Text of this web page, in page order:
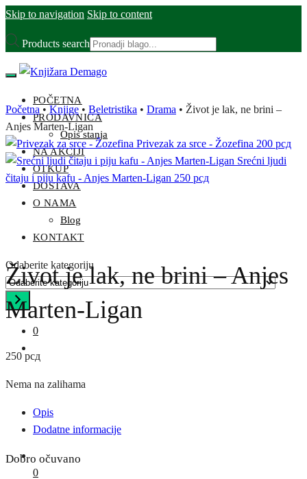
Skip to navigation Skip to content
Products search
POČETNA
PRODAVNICA
Opis stanja
NA AKCIJI
OTKUP
DOSTAVA
O NAMA
Blog
KONTAKT
Odaberite kategoriju
0
0
Početna • Knjige • Beletristika • Drama • Život je lak, ne brini –
Anjes Marten-Ligan
Privezak za srce - Žozefina 200 рсд
Srećni ljudi
čitaju i piju kafu - Anjes Marten-Ligan 250 рсд
Život je lak, ne brini – Anjes
Marten-Ligan
250 рсд
Nema na zalihama
Opis
Dodatne informacije
Dobro očuvano